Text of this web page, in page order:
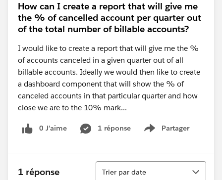
How can I create a report that will give me
the % of cancelled account per quarter out
of the total number of billable accounts?
I would like to create a report that will give me the %
of accounts canceled in a given quarter out of all
billable accounts. Ideally we would then like to create
a dashboard component that will show the % of
canceled accounts in that particular quarter and how
close we are to the 10% mark...
0 J’aime 1 réponse Partager
Show menu
1 réponse
Tri
Trier par date